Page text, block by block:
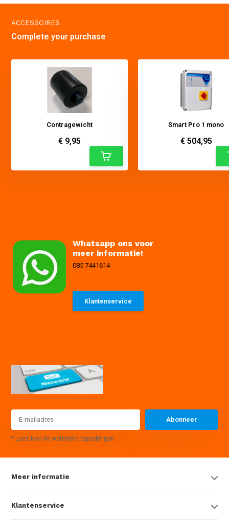
ACCESSOIRES
Complete your purchase
Contragewicht
€ 9,95
Smart Pro 1 mono
€ 504,95
Whatsapp ons voor
meer informatie!
085 7441614
Klantenservice
Abonneer
* Lees hier de wettelijke beperkingen
Meer informatie
Klantenservice